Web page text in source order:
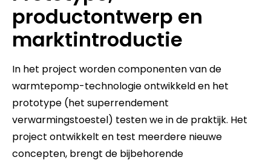
productontwerp en
marktintroductie
In het project worden componenten van de
warmtepomp-technologie ontwikkeld en het
prototype (het superrendement
verwarmingstoestel) testen we in de praktijk. Het
project ontwikkelt en test meerdere nieuwe
concepten, brengt de bijbehorende